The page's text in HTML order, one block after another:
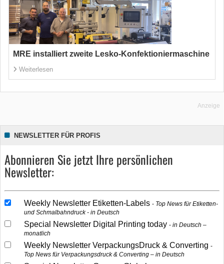
MRE installiert zweite Lesko-Konfektioniermaschine
Weiterlesen
Anzeige
NEWSLETTER FÜR PROFIS
Abonnieren Sie jetzt Ihre persönlichen
Newsletter:
Weekly Newsletter Etiketten-Labels
Top News für Etiketten-
und Schmalbahndruck - in Deutsch
Special Newsletter Digital Printing today
in Deutsch –
monatlich
Weekly Newsletter VerpackungsDruck & Converting
Top News für Verpackungsdruck & Converting – in Deutsch